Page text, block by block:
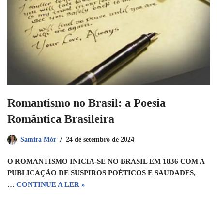
Romantismo no Brasil: a Poesia
Romântica Brasileira
Samira Mór 24 de setembro de 2024
O ROMANTISMO INICIA-SE NO BRASIL EM 1836 COM A
PUBLICAÇÃO DE SUSPIROS POÉTICOS E SAUDADES,
… CONTINUE A LER »